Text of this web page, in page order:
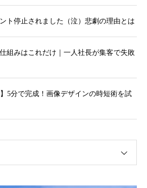
ト停止されました（泣）悲劇の理由とは
組みはこれだけ｜一人社長が集客で失敗
5分で完成！画像デザインの時短術を試